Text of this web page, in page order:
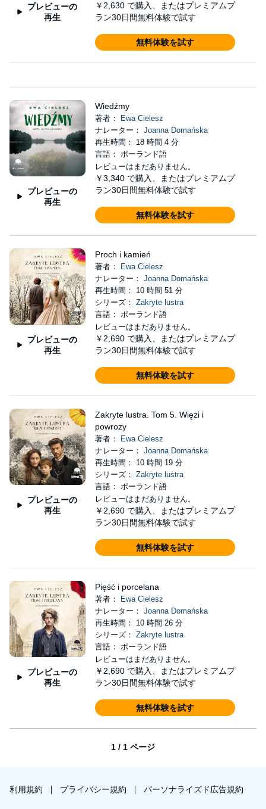
プレビューの
再生
￥2,630 で購入、またはプレミアムプ
ラン30日間無料体験で試す
無料体験を試す
プレビューの
再生
Wiedźmy
著者：
Ewa Cielesz
ナレーター： Joanna Domańska
再生時間： 18 時間 4 分
言語： ポーランド語
レビューはまだありません。
￥3,340 で購入、またはプレミアムプ
ラン30日間無料体験で試す
無料体験を試す
プレビューの
再生
Proch i kamień
著者：
Ewa Cielesz
ナレーター： Joanna Domańska
再生時間： 10 時間 51 分
シリーズ： Zakryte lustra
言語： ポーランド語
レビューはまだありません。
￥2,690 で購入、またはプレミアムプ
ラン30日間無料体験で試す
無料体験を試す
プレビューの
再生
Zakryte lustra. Tom 5. Więzi i
powrozy
著者：
Ewa Cielesz
ナレーター： Joanna Domańska
再生時間： 10 時間 19 分
シリーズ： Zakryte lustra
言語： ポーランド語
レビューはまだありません。
￥2,690 で購入、またはプレミアムプ
ラン30日間無料体験で試す
無料体験を試す
プレビューの
再生
Pięść i porcelana
著者：
Ewa Cielesz
ナレーター： Joanna Domańska
再生時間： 10 時間 26 分
シリーズ： Zakryte lustra
言語： ポーランド語
レビューはまだありません。
￥2,690 で購入、またはプレミアムプ
ラン30日間無料体験で試す
無料体験を試す
1 / 1 ページ
利用規約 プライバシー規約 パーソナライズド広告規約